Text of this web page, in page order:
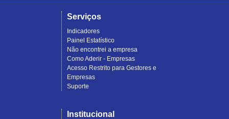
Serviços
Indicadores
Painel Estatístico
Não encontrei a empresa
Como Aderir - Empresas
Acesso Restrito para Gestores e
Empresas
Suporte
Institucional